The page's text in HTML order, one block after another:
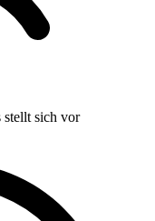
stellt sich vor